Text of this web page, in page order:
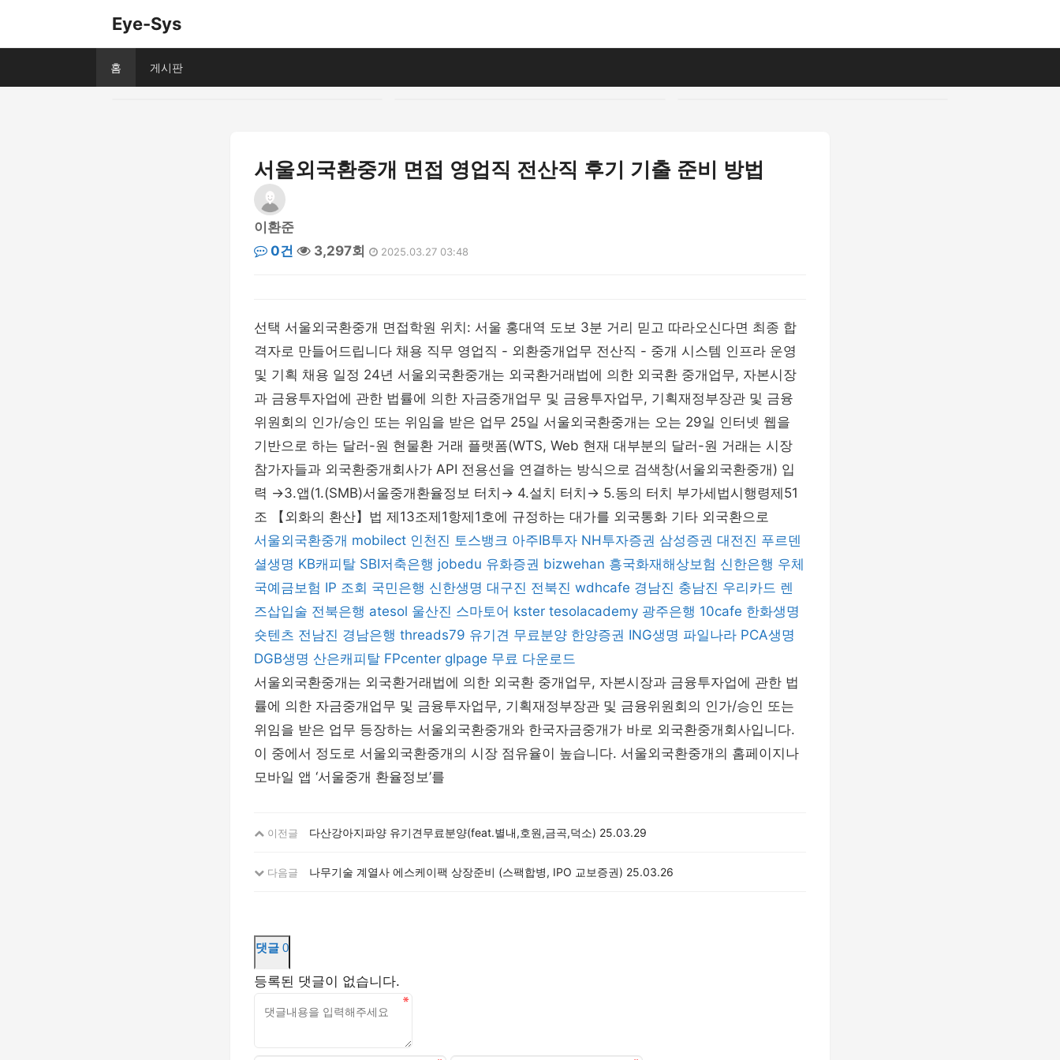
Eye-Sys
홈 게시판
서울외국환중개 면접 영업직 전산직 후기 기출 준비 방법
이환준
0건
3,297회 2025.03.27 03:48
선택 서울외국환중개 면접학원 위치: 서울 홍대역 도보 3분 거리 믿고 따라오신다면 최종 합
격자로 만들어드립니다 채용 직무 영업직 - 외환중개업무 전산직 - 중개 시스템 인프라 운영
및 기획 채용 일정 24년 서울외국환중개는 외국환거래법에 의한 외국환 중개업무, 자본시장
과 금융투자업에 관한 법률에 의한 자금중개업무 및 금융투자업무, 기획재정부장관 및 금융
위원회의 인가/승인 또는 위임을 받은 업무 25일 서울외국환중개는 오는 29일 인터넷 웹을
기반으로 하는 달러-원 현물환 거래 플랫폼(WTS, Web 현재 대부분의 달러-원 거래는 시장
참가자들과 외국환중개회사가 API 전용선을 연결하는 방식으로 검색창(서울외국환중개) 입
력 →3.앱(1.(SMB)서울중개환율정보 터치→ 4.설치 터치→ 5.동의 터치 부가세법시행령제51
조 【외화의 환산】법 제13조제1항제1호에 규정하는 대가를 외국통화 기타 외국환으로
서울외국환중개 mobilect 인천진 토스뱅크 아주IB투자 NH투자증권 삼성증권 대전진 푸르덴
셜생명 KB캐피탈 SBI저축은행 jobedu 유화증권 bizwehan 흥국화재해상보험 신한은행 우체
국예금보험 IP 조회 국민은행 신한생명 대구진 전북진 wdhcafe 경남진 충남진 우리카드 렌
즈삽입술 전북은행 atesol 울산진 스마토어 kster tesolacademy 광주은행 10cafe 한화생명
숏텐츠 전남진 경남은행 threads79 유기견 무료분양 한양증권 ING생명 파일나라 PCA생명
DGB생명 산은캐피탈 FPcenter glpage 무료 다운로드
서울외국환중개는 외국환거래법에 의한 외국환 중개업무, 자본시장과 금융투자업에 관한 법
률에 의한 자금중개업무 및 금융투자업무, 기획재정부장관 및 금융위원회의 인가/승인 또는
위임을 받은 업무 등장하는 서울외국환중개와 한국자금중개가 바로 외국환중개회사입니다.
이 중에서 정도로 서울외국환중개의 시장 점유율이 높습니다. 서울외국환중개의 홈페이지나
모바일 앱 ‘서울중개 환율정보’를
이전글 다산강아지파양 유기견무료분양(feat.별내,호원,금곡,덕소) 25.03.29
다음글 나무기술 계열사 에스케이팩 상장준비 (스팩합병, IPO 교보증권) 25.03.26
댓글 0
등록된 댓글이 없습니다.